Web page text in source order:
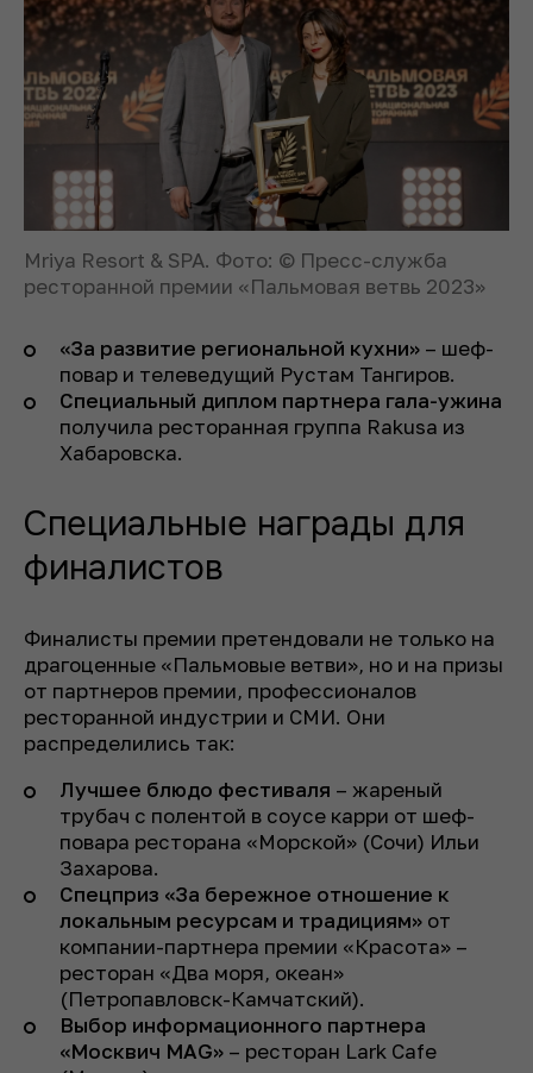
Mriya Resort & SPA. Фото: © Пресс-служба
ресторанной премии «Пальмовая ветвь 2023»
«За развитие региональной кухни» – шеф-
повар и телеведущий Рустам Тангиров.
Специальный диплом партнера гала-ужина
получила ресторанная группа Rakusa из
Хабаровска.
Специальные награды для
финалистов
Финалисты премии претендовали не только на
драгоценные «Пальмовые ветви», но и на призы
от партнеров премии, профессионалов
ресторанной индустрии и СМИ. Они
распределились так:
Лучшее блюдо фестиваля – жареный
трубач с полентой в соусе карри от шеф-
повара ресторана «Морской» (Сочи) Ильи
Захарова.
Спецприз «За бережное отношение к
локальным ресурсам и традициям» от
компании-партнера премии «Красота» –
ресторан «Два моря, океан»
(Петропавловск-Камчатский).
Выбор информационного партнера
«Москвич MAG» – ресторан Lark Cafe